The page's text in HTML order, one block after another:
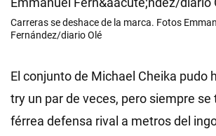
Carreras se deshace de la marca. Fotos
Fernández/diario Olé
El conjunto de Michael Cheika pudo
try un par de veces, pero siempre se
férrea defensa rival a metros del